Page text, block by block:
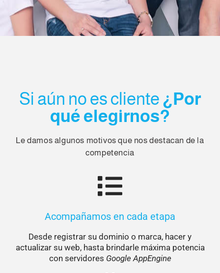
Si aún no es cliente ¿Por
qué elegirnos?
Le damos algunos motivos que nos destacan de la
competencia
Acompañamos en cada etapa
Desde registrar su dominio o marca, hacer y
actualizar su web, hasta brindarle máxima potencia
con servidores Google AppEngine